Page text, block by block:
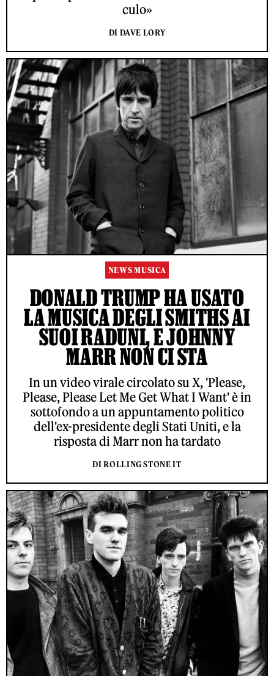
culo»
DI DAVE LORY
NEWS MUSICA
DONALD TRUMP HA USATO
LA MUSICA DEGLI SMITHS AI
SUOI RADUNI, E JOHNNY
MARR NON CI STA
In un video virale circolato su X, 'Please,
Please, Please Let Me Get What I Want' è in
sottofondo a un appuntamento politico
dell'ex-presidente degli Stati Uniti, e la
risposta di Marr non ha tardato
DI ROLLING STONE IT